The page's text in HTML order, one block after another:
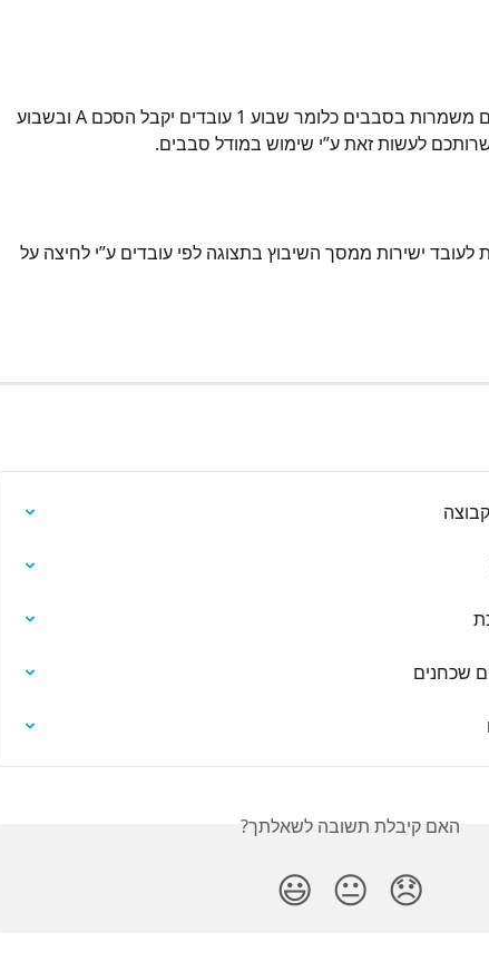
במידה וברצונכם להגדיר הסכם משמרות בסבבים כלומר שבוע 1 עובדים יקבל הסכם A ובשבוע
ישירות ממסך השיבוץ בתצוגה לפי עובדים ע”י לחיצה על
שכחנים
האם קיבלת תשובה לשאלתך?
😞
😐
😃